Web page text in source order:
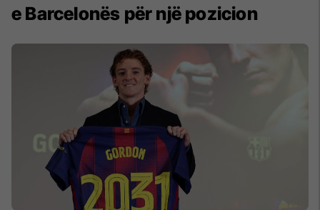
e Barcelonës për një pozicion